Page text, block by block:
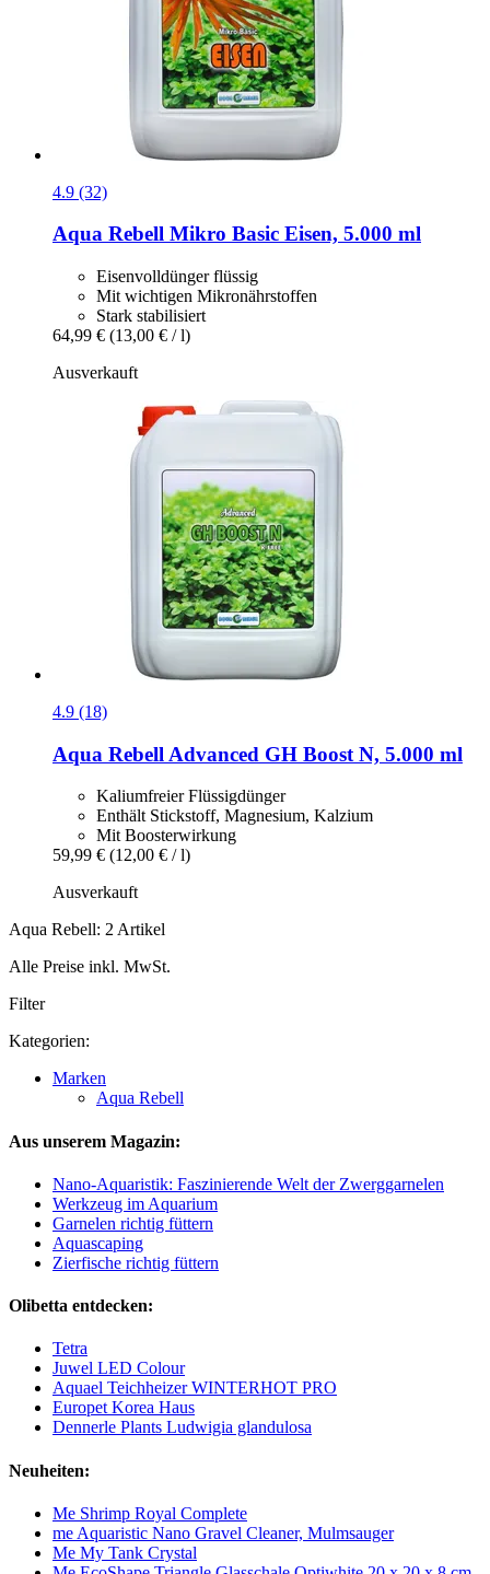
4.9 (32)
Aqua Rebell Mikro Basic Eisen, 5.000 ml
Eisenvolldünger flüssig
Mit wichtigen Mikronährstoffen
Stark stabilisiert
64,99 € (13,00 € / l)
Ausverkauft
4.9 (18)
Aqua Rebell Advanced GH Boost N, 5.000 ml
Kaliumfreier Flüssigdünger
Enthält Stickstoff, Magnesium, Kalzium
Mit Boosterwirkung
59,99 € (12,00 € / l)
Ausverkauft
Aqua Rebell: 2 Artikel
Alle Preise inkl. MwSt.
Filter
Kategorien:
Marken
Aqua Rebell
Aus unserem Magazin:
Nano-Aquaristik: Faszinierende Welt der Zwerggarnelen
Werkzeug im Aquarium
Garnelen richtig füttern
Aquascaping
Zierfische richtig füttern
Olibetta entdecken:
Tetra
Juwel LED Colour
Aquael Teichheizer WINTERHOT PRO
Europet Korea Haus
Dennerle Plants Ludwigia glandulosa
Neuheiten:
Me Shrimp Royal Complete
me Aquaristic Nano Gravel Cleaner, Mulmsauger
Me My Tank Crystal